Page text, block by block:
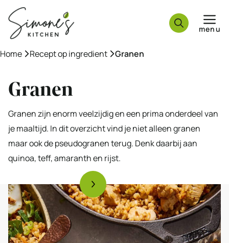
naar
inhoud
menu
Home »Recept op ingredient »Granen
Granen
Granen zijn enorm veelzijdig en een prima onderdeel van
je maaltijd. In dit overzicht vind je niet alleen granen
maar ook de pseudogranen terug. Denk daarbij aan
quinoa, teff, amaranth en rijst.